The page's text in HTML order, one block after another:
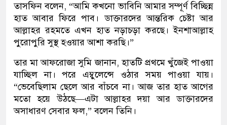
তাসফিন বলেন, “আমি কখনো ভাবিনি আমার সম্পূর্ণ বিচ্ছিন্ন
হাত আবার ফিরে পাব। ডাক্তারদের আন্তরিক চেষ্টা আর
আল্লাহর রহমতে এখন হাত নড়াচড়া করছে। ইনশাআল্লাহ
পুরোপুরি সুস্থ হওয়ার আশা করছি।”
তার মা আফরোজা সুমি জানান, হাতটি প্রথমে খুঁজেই পাওয়া
যাচ্ছিল না। পরে এম্বুলেন্সে ওঠার সময় পাওয়া যায়।
“ভেবেছিলাম ছেলে আর বাঁচবে না। আজ তার হাত আগের
মতো হয়ে উঠছে—এটা আল্লাহর দয়া আর ডাক্তারদের
অসাধারণ সেবার ফল,” বলেন তিনি।